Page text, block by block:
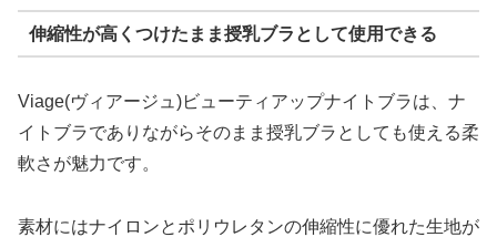
伸縮性が高くつけたまま授乳ブラとして使用できる
Viage(ヴィアージュ)ビューティアップナイトブラは、ナ
イトブラでありながらそのまま授乳ブラとしても使える柔
軟さが魅力です。
素材にはナイロンとポリウレタンの伸縮性に優れた生地が